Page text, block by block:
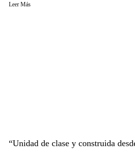
Leer Más
“Unidad de clase y construida